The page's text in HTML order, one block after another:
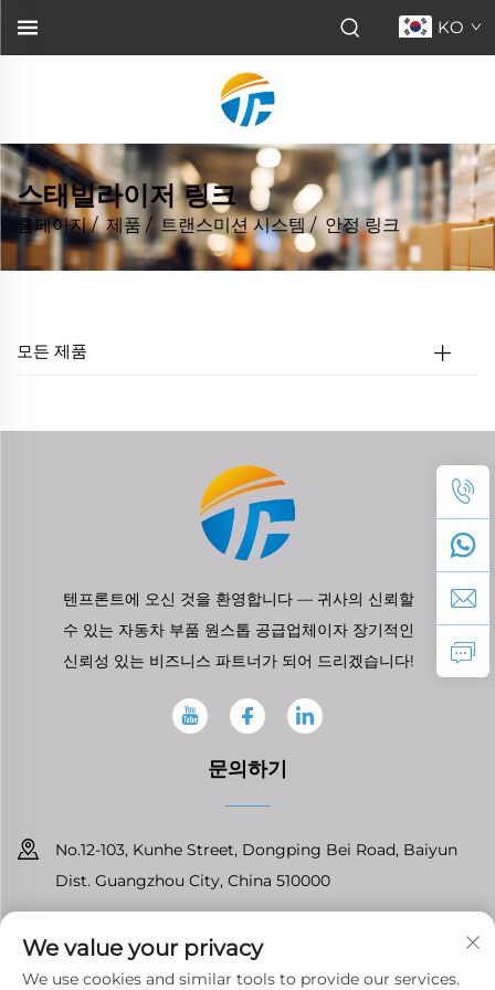
KO
스태빌라이저 링크
홈페이지/제품 / 트랜스미션 시스템/ 안정 링크
모든 제품
텐프론트에 오신 것을 환영합니다 — 귀사의 신뢰할
수 있는 자동차 부품 원스톱 공급업체이자 장기적인
신뢰성 있는 비즈니스 파트너가 되어 드리겠습니다!
문의하기
No.12-103, Kunhe Street, Dongping Bei Road, Baiyun
Dist. Guangzhou City, China 510000
[email protected]
We value your privacy
We use cookies and similar tools to provide our services.